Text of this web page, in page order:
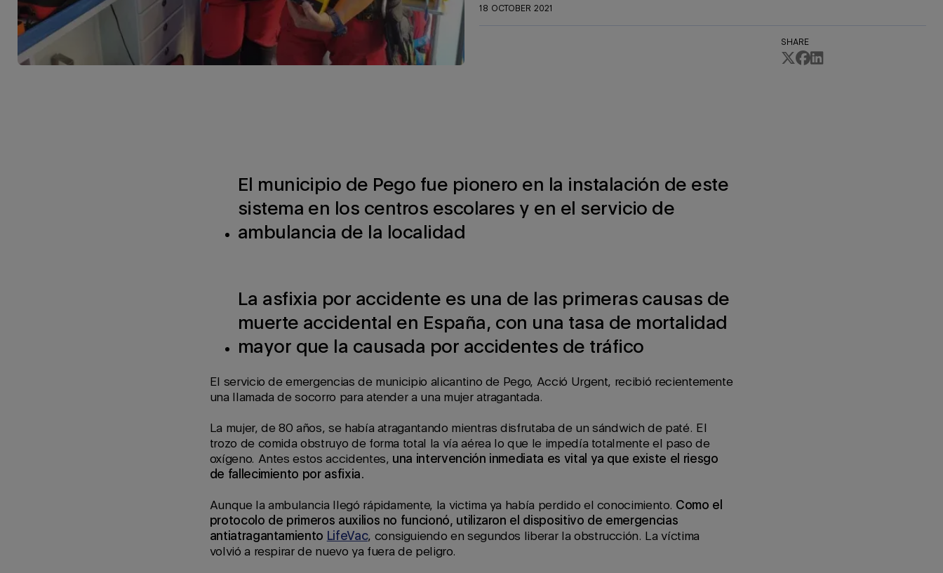
18 OCTOBER 2021
SHARE
El municipio de Pego fue pionero en la instalación de este
sistema en los centros escolares y en el servicio de
ambulancia de la localidad
La asfixia por accidente es una de las primeras causas de
muerte accidental en España, con una tasa de mortalidad
mayor que la causada por accidentes de tráfico
El servicio de emergencias de municipio alicantino de Pego, Acció Urgent, recibió recientemente
una llamada de socorro para atender a una mujer atragantada.
La mujer, de 80 años, se había atragantando mientras disfrutaba de un sándwich de paté. El
trozo de comida obstruyo de forma total la vía aérea lo que le impedía totalmente el paso de
oxígeno. Antes estos accidentes, una intervención inmediata es vital ya que existe el riesgo
de fallecimiento por asfixia.
Aunque la ambulancia llegó rápidamente, la victima ya había perdido el conocimiento. Como el
protocolo de primeros auxilios no funcionó, utilizaron el dispositivo de emergencias
antiatragantamiento LifeVac, consiguiendo en segundos liberar la obstrucción. La víctima
volvió a respirar de nuevo ya fuera de peligro.